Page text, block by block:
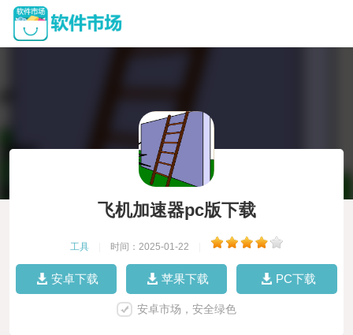
飞机加速器pc版下载
工具 时间：2025-01-22
安卓下载 苹果下载 PC下载
安卓市场，安全绿色